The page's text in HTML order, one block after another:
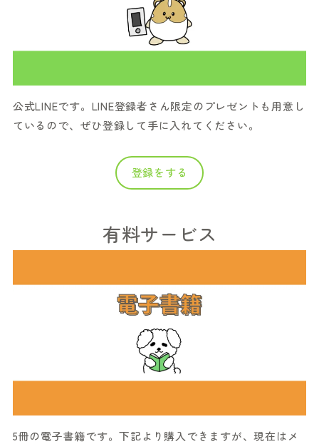
公式LINEです。LINE登録者さん限定のプレゼントも用意し
ているので、ぜひ登録して手に入れてください。
登録をする
有料サービス
5冊の電子書籍です。下記より購入できますが、現在はメ